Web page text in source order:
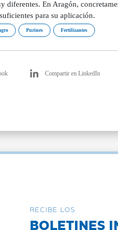
diferentes. En Aragón,
para su aplicación.
Purines Fertilizantes
Compartir en LinkedIn
RECIBE LOS
BOLETINES